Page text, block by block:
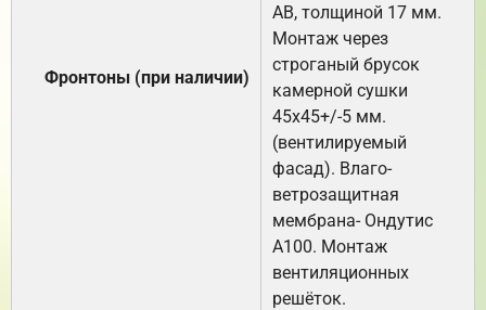
Фронтоны (при наличии)
АВ, толщиной 17 мм.
Монтаж через
строганый брусок
камерной сушки
45х45+/-5 мм.
(вентилируемый
фасад). Влаго-
ветрозащитная
мембрана- Ондутис
А100. Монтаж
вентиляционных
решёток.